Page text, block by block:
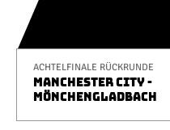
ACHTELFINALE RÜCKRUNDE
MANCHESTER CITY -
MÖNCHENGLADBACH